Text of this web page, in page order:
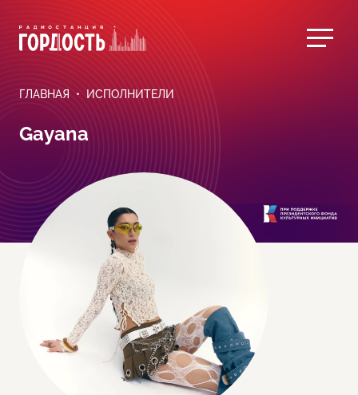
ГЛАВНАЯ ИСПОЛНИТЕЛИ
Gayana